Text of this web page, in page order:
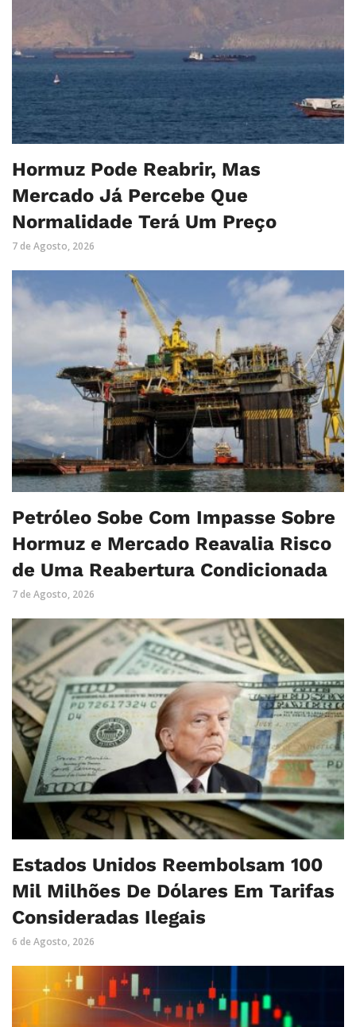
Hormuz Pode Reabrir, Mas
Mercado Já Percebe Que
Normalidade Terá Um Preço
7 de Agosto, 2026
Petróleo Sobe Com Impasse Sobre
Hormuz e Mercado Reavalia Risco
de Uma Reabertura Condicionada
7 de Agosto, 2026
Estados Unidos Reembolsam 100
Mil Milhões De Dólares Em Tarifas
Consideradas Ilegais
6 de Agosto, 2026